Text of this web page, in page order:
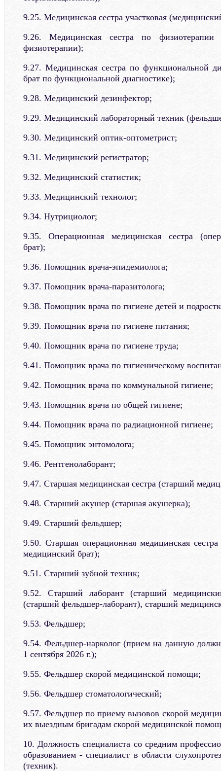
9.25. Медицинская сестра участковая
9.26. Медицинская сестра по
физиотерапии);
9.27. Медицинская сестра по функциональной
брат по функциональной диагностике);
9.28. Медицинский дезинфектор;
9.29. Медицинский лабораторный техник
9.30. Медицинский оптик-оптометрист;
9.31. Медицинский регистратор;
9.32. Медицинский статистик;
9.33. Медицинский технолог;
9.34. Нутрициолог;
9.35. Операционная медицинская сестра
брат);
9.36. Помощник врача-эпидемиолога;
9.37. Помощник врача-паразитолога;
9.38. Помощник врача по гигиене детей и
9.39. Помощник врача по гигиене питания;
9.40. Помощник врача по гигиене труда;
9.41. Помощник врача по гигиеническому
9.42. Помощник врача по коммунальной гигиене;
9.43. Помощник врача по общей гигиене;
9.44. Помощник врача по радиационной гигиене;
9.45. Помощник энтомолога;
9.46. Рентгенолаборант;
9.47. Старшая медицинская сестра (старший
9.48. Старший акушер (старшая акушерка);
9.49. Старший фельдшер;
9.50. Старшая операционная медицинская
медицинский брат);
9.51. Старший зубной техник;
9.52. Старший лаборант (старший
(старший фельдшер-лаборант), старший
9.53. Фельдшер;
9.54. Фельдшер-нарколог (прием на данную
1 сентября 2026 г.);
9.55. Фельдшер скорой медицинской помощи;
9.56. Фельдшер стоматологический;
9.57. Фельдшер по приему вызовов скорой
их выездным бригадам скорой медицинской
10. Должность специалиста со средним
образованием - специалист в области
(техник).